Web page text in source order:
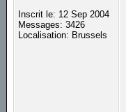
Inscrit le: 12 Sep 2004
Messages: 3426
Localisation: Brussels